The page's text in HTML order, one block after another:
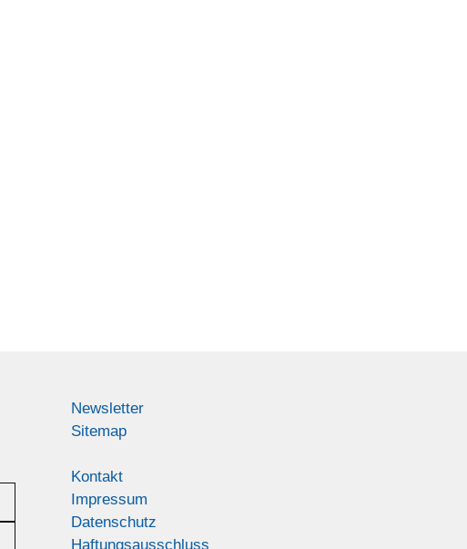
Newsletter
Sitemap
Kontakt
Impressum
Datenschutz
Haftungsausschluss